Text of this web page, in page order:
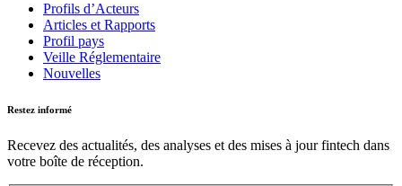
Profils d’Acteurs
Articles et Rapports
Profil pays
Veille Réglementaire
Nouvelles
Restez informé
Recevez des actualités, des analyses et des mises à jour fintech dans
votre boîte de réception.